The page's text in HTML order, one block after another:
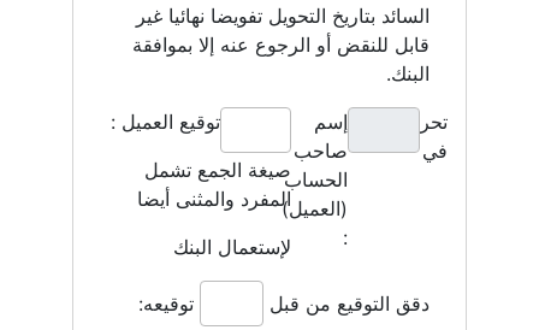
السائد بتاريخ التحويل تفويضا نهائيا غير
قابل للنقض أو الرجوع عنه إلا بموافقة
البنك.
تحريرا
في
إسم
صاحب
الحساب
(العميل)
:
توقيع العميل :
صيغة الجمع تشمل
المفرد والمثنى أيضا
لإستعمال البنك
دقق التوقيع من قبل توقيعه: